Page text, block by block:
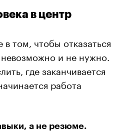
в центр
том, чтобы отказаться
и не нужно.
где заканчивается
работа
а не резюме.